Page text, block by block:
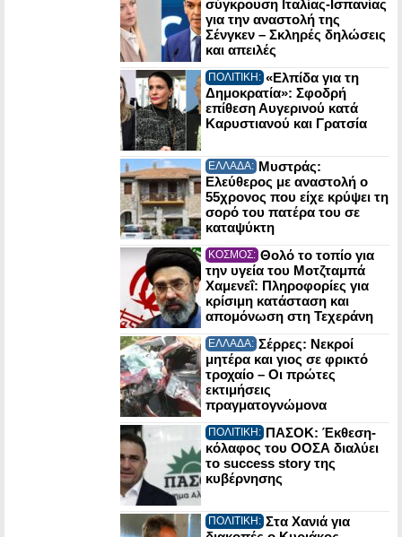
σύγκρουση Ιταλίας-Ισπανίας
για την αναστολή της
Σένγκεν – Σκληρές δηλώσεις
και απειλές
ΠΟΛΙΤΙΚΗ: «Ελπίδα για τη
Δημοκρατία»: Σφοδρή
επίθεση Αυγερινού κατά
Καρυστιανού και Γρατσία
ΕΛΛΑΔΑ: Μυστράς:
Ελεύθερος με αναστολή ο
55χρονος που είχε κρύψει τη
σορό του πατέρα του σε
καταψύκτη
ΚΟΣΜΟΣ: Θολό το τοπίο για
την υγεία του Μοτζταμπά
Χαμενεΐ: Πληροφορίες για
κρίσιμη κατάσταση και
απομόνωση στη Τεχεράνη
ΕΛΛΑΔΑ: Σέρρες: Νεκροί
μητέρα και γιος σε φρικτό
τροχαίο – Οι πρώτες
εκτιμήσεις
πραγματογνώμονα
ΠΟΛΙΤΙΚΗ: ΠΑΣΟΚ: Έκθεση-
κόλαφος του ΟΟΣΑ διαλύει
το success story της
κυβέρνησης
ΠΟΛΙΤΙΚΗ: Στα Χανιά για